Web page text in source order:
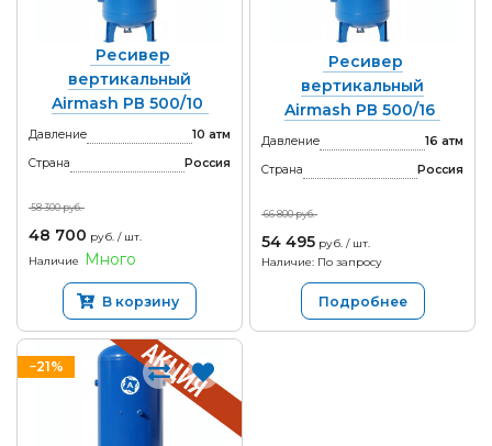
Ресивер
вертикальный
Airmash РВ 500/10
Давление
10 атм
Страна
Россия
58 300 руб.
48 700 руб. / шт.
Наличие
Много
В корзину
Ресивер
вертикальный
Airmash РВ 500/16
Давление
16 атм
Страна
Россия
66 800 руб.
54 495 руб. / шт.
Наличие: По запросу
Подробнее
−21%